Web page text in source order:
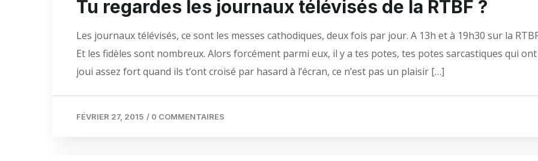
Tu regardes les journaux télévisés de la RTBF ?
Les journaux télévisés, ce sont les messes cathodiques, deux fois par jour. A 13h et à 19h30 sur la
Et les fidèles sont nombreux. Alors forcément parmi eux, il y a tes potes, tes potes sarcastiques qui ont
joui assez fort quand ils t’ont croisé par hasard à l’écran, ce n’est pas un plaisir […]
FÉVRIER 27, 2015 / 0 COMMENTAIRES